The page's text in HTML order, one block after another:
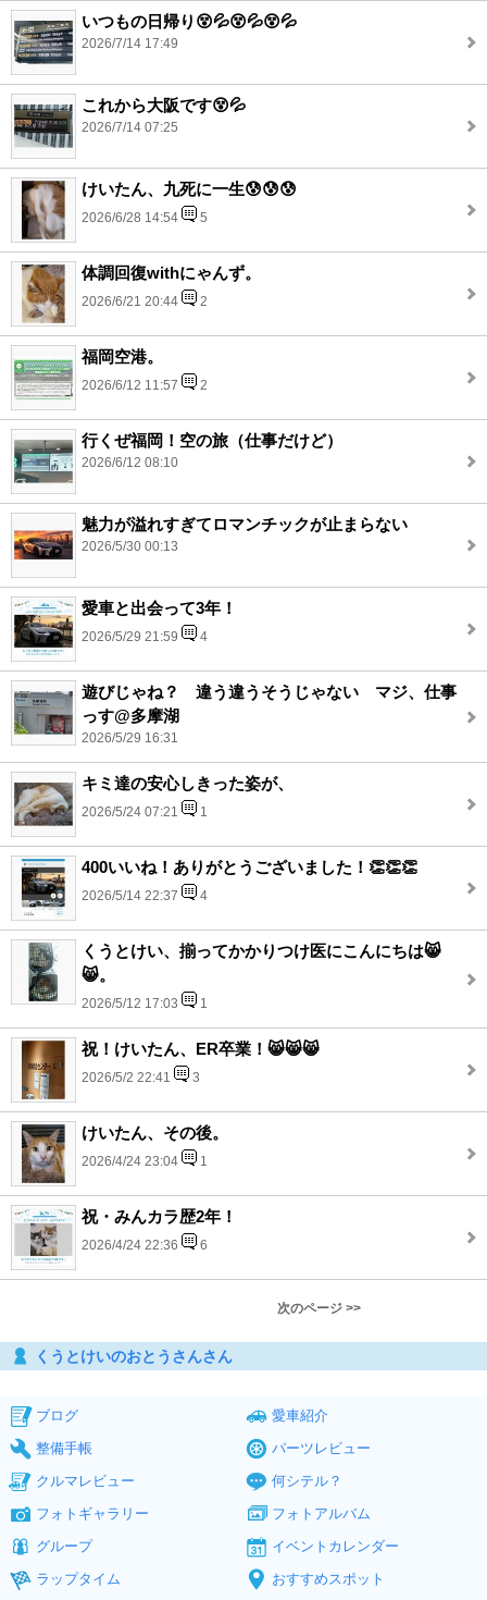
いつもの日帰り😵💦😵💦😵💦
2026/7/14 17:49
これから大阪です😵💦
2026/7/14 07:25
けいたん、九死に一生😰😰😰
2026/6/28 14:54 5
体調回復withにゃんず。
2026/6/21 20:44 2
福岡空港。
2026/6/12 11:57 2
行くぜ福岡！空の旅（仕事だけど）
2026/6/12 08:10
魅力が溢れすぎてロマンチックが止まらない
2026/5/30 00:13
愛車と出会って3年！
2026/5/29 21:59 4
遊びじゃね？ 違う違うそうじゃない マジ、仕事
っす@多摩湖
2026/5/29 16:31
キミ達の安心しきった姿が、
2026/5/24 07:21 1
400いいね！ありがとうございました！👏👏👏
2026/5/14 22:37 4
くうとけい、揃ってかかりつけ医にこんにちは😸
😸。
2026/5/12 17:03 1
祝！けいたん、ER卒業！😸😸😸
2026/5/2 22:41 3
けいたん、その後。
2026/4/24 23:04 1
祝・みんカラ歴2年！
2026/4/24 22:36 6
次のページ >>
くうとけいのおとうさんさん
ブログ
愛車紹介
整備手帳
パーツレビュー
クルマレビュー
何シテル？
フォトギャラリー
フォトアルバム
グループ
イベントカレンダー
ラップタイム
おすすめスポット